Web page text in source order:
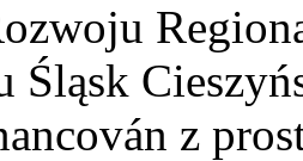
Śląsk
z